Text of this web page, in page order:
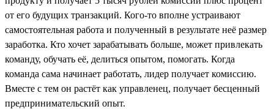
от его будущих транзакций. Кого-то вполне устраивают
самостоятельная работа и полученный в результате неё размер
заработка. Кто хочет зарабатывать больше, может привлекать
команду, обучать её, делиться опытом, помогать. Когда
команда сама начинает работать, лидер получает комиссию.
Вместе с тем он растёт как управленец, получает бесценный
предпринимательский опыт.